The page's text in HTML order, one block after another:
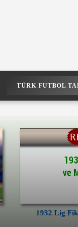
TÜRK FUTBOL
1932 Lig